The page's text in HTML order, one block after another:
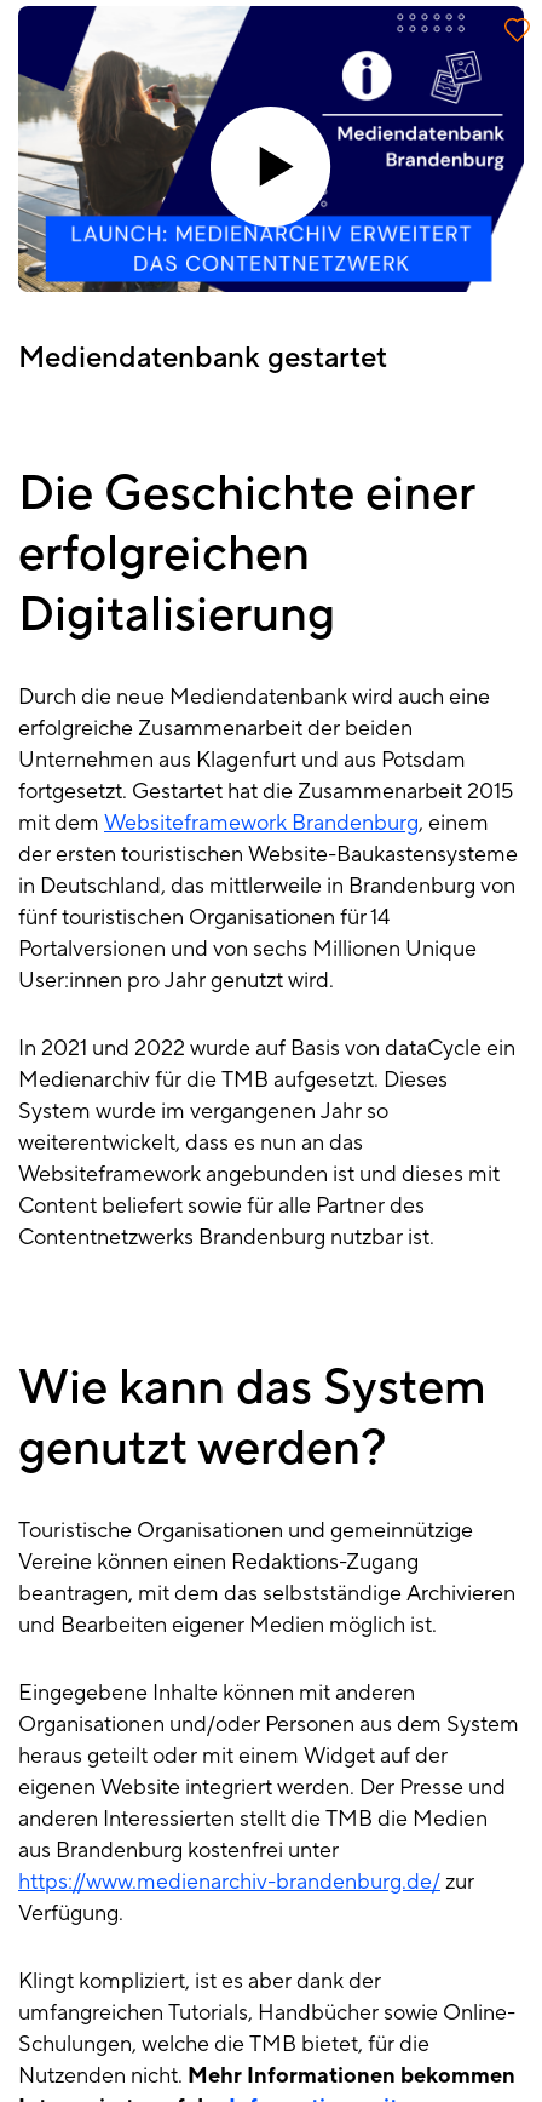
Mediendatenbank gestartet
Die Geschichte einer
erfolgreichen
Digitalisierung
Durch die neue Mediendatenbank wird auch eine
erfolgreiche Zusammenarbeit der beiden
Unternehmen aus Klagenfurt und aus Potsdam
fortgesetzt. Gestartet hat die Zusammenarbeit 2015
mit dem Websiteframework Brandenburg, einem
der ersten touristischen Website-Baukastensysteme
in Deutschland, das mittlerweile in Brandenburg von
fünf touristischen Organisationen für 14
Portalversionen und von sechs Millionen Unique
User:innen pro Jahr genutzt wird.
In 2021 und 2022 wurde auf Basis von dataCycle ein
Medienarchiv für die TMB aufgesetzt. Dieses
System wurde im vergangenen Jahr so
weiterentwickelt, dass es nun an das
Websiteframework angebunden ist und dieses mit
Content beliefert sowie für alle Partner des
Contentnetzwerks Brandenburg nutzbar ist.
Wie kann das System
genutzt werden?
Touristische Organisationen und gemeinnützige
Vereine können einen Redaktions-Zugang
beantragen, mit dem das selbstständige Archivieren
und Bearbeiten eigener Medien möglich ist.
Eingegebene Inhalte können mit anderen
Organisationen und/oder Personen aus dem System
heraus geteilt oder mit einem Widget auf der
eigenen Website integriert werden. Der Presse und
anderen Interessierten stellt die TMB die Medien
aus Brandenburg kostenfrei unter
https://www.medienarchiv-brandenburg.de/zur
Verfügung.
Klingt kompliziert, ist es aber dank der
umfangreichen Tutorials, Handbücher sowie Online-
Schulungen, welche die TMB bietet, für die
Nutzenden nicht. Mehr Informationen bekommen